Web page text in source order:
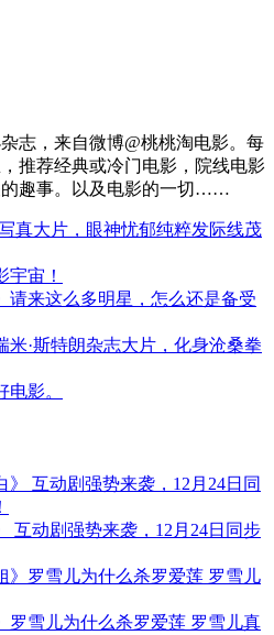
志，来自微博@桃桃淘电影。每
推荐经典或冷门电影，院线电影
的趣事。以及电影的一切……
真大片，眼神忧郁纯粹发际线茂
宇宙！
请来这么多明星，怎么还是备受
米·斯特朗杂志大片，化身沧桑拳
影。
互动剧强势来袭，12月24日同步
罗雪儿为什么杀罗爱莲 罗雪儿真